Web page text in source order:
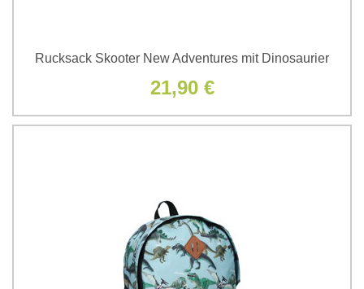
Rucksack Skooter New Adventures mit Dinosaurier
21,90 €